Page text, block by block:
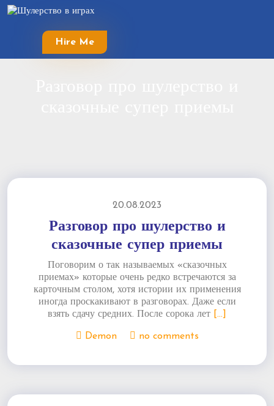
Skip
Hire Me
20.08.2023
Разговор про шулерство и
сказочные супер приемы
Поговорим о так называемых «сказочных
приемах» которые очень редко встречаются за
карточным столом, хотя истории их применения
иногда проскакивают в разговорах. Даже если
взять сдачу средних. После сорока лет
[...]
Demon no comments